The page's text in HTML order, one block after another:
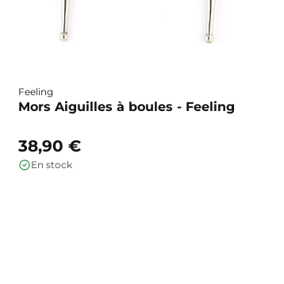
Feeling
Mors Aiguilles à boules - Feeling
38,90 €
En stock